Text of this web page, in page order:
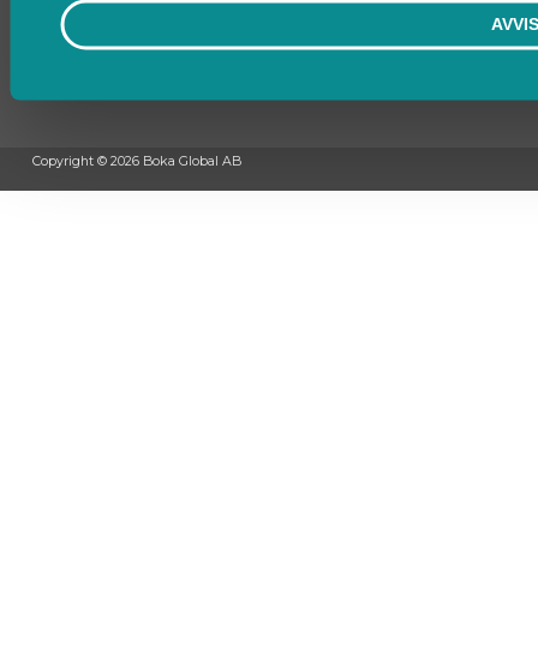
Behöver du ett bokningssystem?
Copyright © 2026 Boka Global AB